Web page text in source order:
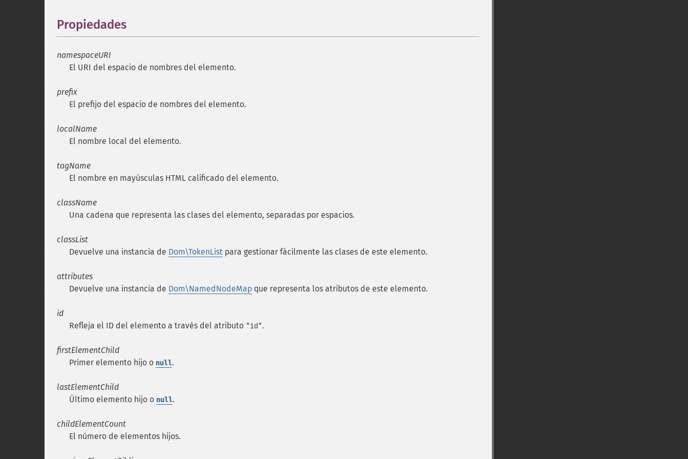
Propiedades
namespaceURI
El URI del espacio de nombres del elemento.
prefix
El prefijo del espacio de nombres del elemento.
localName
El nombre local del elemento.
tagName
El nombre en mayúsculas HTML calificado del elemento.
className
Una cadena que representa las clases del elemento, separadas por espacios.
classList
Devuelve una instancia de Dom\TokenList para gestionar fácilmente las clases de este elemento.
attributes
Devuelve una instancia de Dom\NamedNodeMap que representa los atributos de este elemento.
id
Refleja el ID del elemento a través del atributo "id".
firstElementChild
Primer elemento hijo o null.
lastElementChild
Último elemento hijo o null.
childElementCount
El número de elementos hijos.